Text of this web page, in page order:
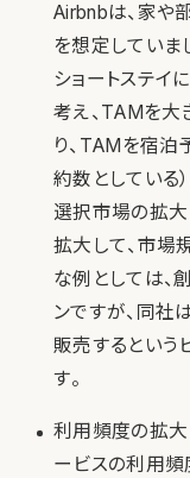
Airbnbは、家や
を想定していま
ショートステイ
考え、TAMを大
り、TAMを宿泊
約数としている）
選択市場の拡
拡大して、市場
な例としては、
ンですが、同社
販売するという
す。
利用頻度の拡大
ービスの利用頻